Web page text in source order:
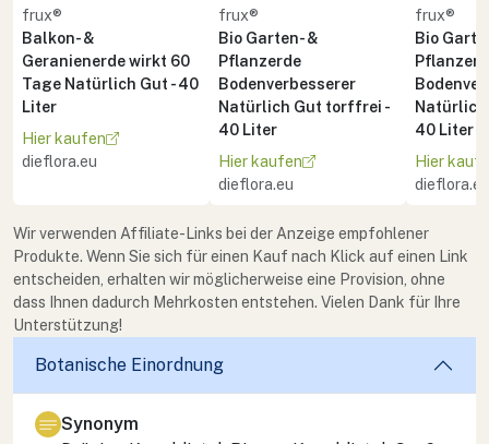
frux®
Balkon- &
Geranienerde wirkt 60
Tage Natürlich Gut - 40
Liter
Hier kaufen
dieflora.eu
frux®
Bio Garten- &
Pflanzerde
Bodenverbesserer
Natürlich Gut torffrei -
40 Liter
Hier kaufen
dieflora.eu
frux®
Bio
40 Liter
Hier
dieflora.eu
Wir verwenden Affiliate-Links bei der Anzeige empfohlener
Produkte. Wenn Sie sich für einen Kauf nach Klick auf einen Link
entscheiden, erhalten wir möglicherweise eine Provision, ohne
dass Ihnen dadurch Mehrkosten entstehen. Vielen Dank für Ihre
Unterstützung!
Botanische Einordnung
Synonym